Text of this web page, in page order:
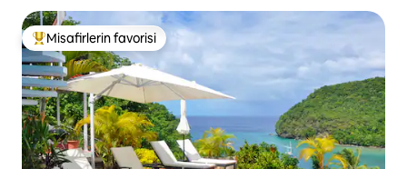
Misafirlerin favorilerinden en beğenilenler arasında
Misafirlerin favorisi